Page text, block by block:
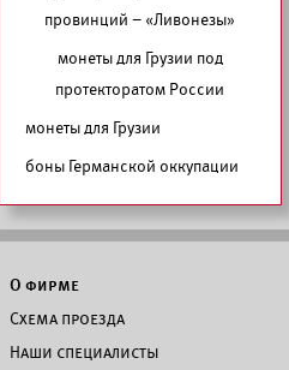
провинций – «Ливонезы»
монеты для Грузии под
протекторатом России
монеты для Грузии
боны Германской оккупации
О фирме
Схема проезда
Наши специалисты